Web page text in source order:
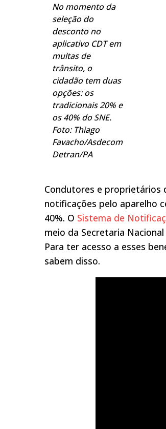
No momento da
seleção do
desconto no
aplicativo CDT em
multas de
trânsito, o
cidadão tem duas
opções: os
tradicionais 20% e
os 40% do SNE.
Foto: Thiago
Favacho/Asdecom
Detran/PA
Condutores e proprietários
notificações pelo aparelho
40%. O Sistema de
meio da Secretaria
Para ter acesso a esses
sabem disso.